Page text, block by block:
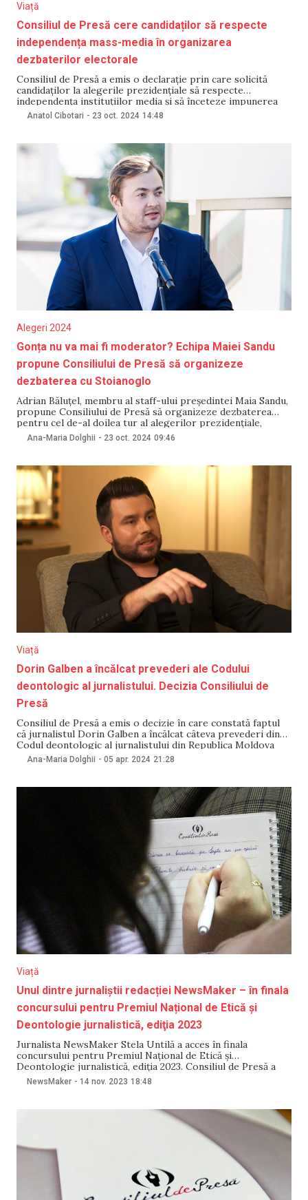
Viață
Consiliul de Presă cere candidaților să respecte
independența mass-media în organizarea
dezbaterilor electorale
Consiliul de Presă a emis o declarație prin care solicită
candidaților la alegerile prezidențiale să respecte
independența instituțiilor media și să înceteze impunerea
condițiilor privind desfășurarea dezbaterilor electorale din
deontologice jurnalistice. În declarație se arată
Anatol Cibotari - 23 oct. 2024 14:48
Alegeri 2024
Gonța nu va mai fi moderator? Echipa Maiei Sandu
propune Consiliului de Presă să organizeze
dezbaterea cu Stoianoglo
Adrian Băluțel, membru al staff-ului președintei Maia Sandu,
propune Consiliului de Presă să organizeze dezbaterea
pentru cel de-al doilea tur al alegerilor prezidențiale,
inclusiv să identifice unul sau mai mulți moderatori. El a
precizat că propunerea vine după ce echipa șefei statului s-
Ana-Maria Dolghii - 23 oct. 2024 09:46
Viață
Dorin Galben a încălcat prevederi ale Codului
deontologic al jurnalistului. Decizia Consiliului de
Presă
Consiliul de Presă a emis o decizie în care constată faptul
că jurnalistul Dorin Galben a încălcat câteva prevederi din
Codul deontologic al jurnalistului din Republica Moldova
într-una din emisiunile de pe canalul său de YouTube.
Acestea vizează colectarea și tratamentul informației,
vulnerabile. Decizia
Ana-Maria Dolghii - 05 apr. 2024 21:28
Viață
Unul dintre jurnaliștii redacției NewsMaker – în finala
concursului pentru Premiul Național de Etică şi
Deontologie jurnalistică, ediţia 2023
Jurnalista NewsMaker Stela Untilă a acces în finala
concursului pentru Premiul Național de Etică şi
Deontologie jurnalistică, ediţia 2023. Consiliul de Presă a
anunțat pe 14 noiembrie finaliștii: două dintre cele șase
instituții mass-media nominalizate și trei din cei șase
Mass-Media 2023
NewsMaker - 14 nov. 2023 18:48